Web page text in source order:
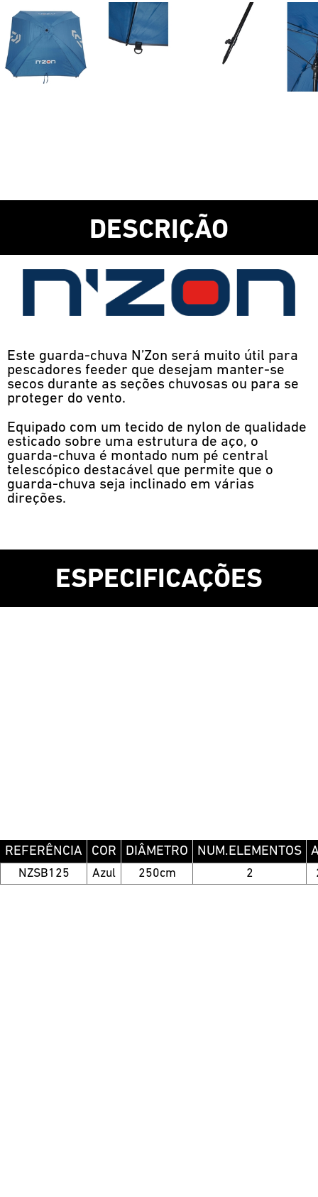
DESCRIÇÃO
Este guarda-chuva N’Zon será muito útil para
pescadores feeder que desejam manter-se
secos durante as seções chuvosas ou para se
proteger do vento.
Equipado com um tecido de nylon de qualidade
esticado sobre uma estrutura de aço, o
guarda-chuva é montado num pé central
telescópico destacável que permite que o
guarda-chuva seja inclinado em várias
direções.
ESPECIFICAÇÕES
REFERÊNCIA COR DIÂMETRO NUM.ELEMENTOS
NZSB125 Azul 250cm 2